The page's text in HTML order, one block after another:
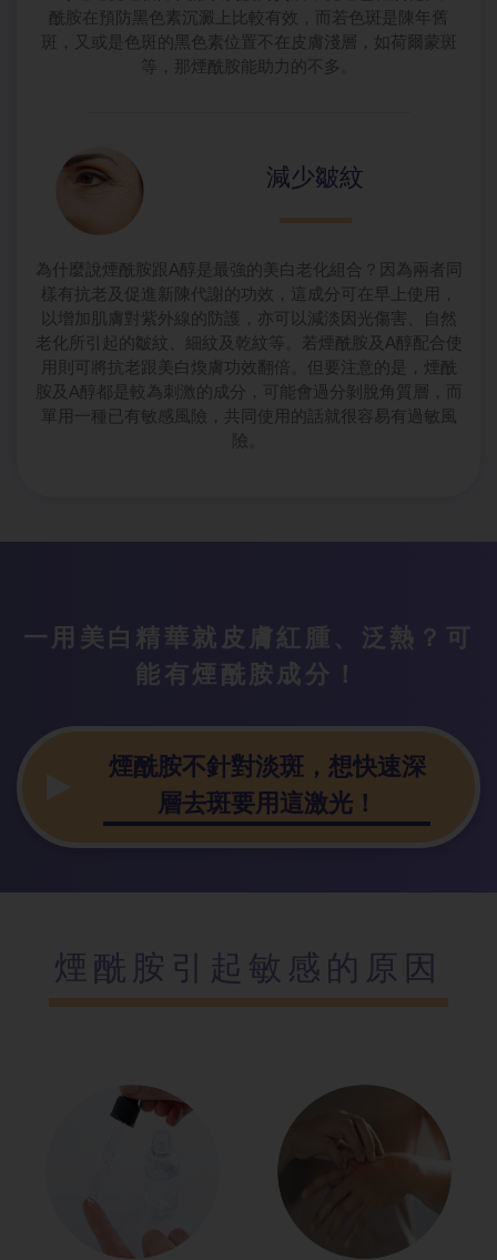
酰胺在預防黑色素沉澱上比較有效，而若色斑是陳年舊
斑，又或是色斑的黑色素位置不在皮膚淺層，如荷爾蒙斑
等，那煙酰胺能助力的不多。
減少皺紋
為什麼說煙酰胺跟A醇是最強的美白老化組合？因為兩者同
樣有抗老及促進新陳代謝的功效，這成分可在早上使用，
以增加肌膚對紫外線的防護，亦可以減淡因光傷害、自然
老化所引起的皺紋、細紋及乾紋等。若煙酰胺及A醇配合使
用則可將抗老跟美白煥膚功效翻倍。但要注意的是，煙酰
胺及A醇都是較為刺激的成分，可能會過分剝脫角質層，而
單用一種已有敏感風險，共同使用的話就很容易有過敏風
險。
一用美白精華就皮膚紅腫、泛熱？可
能有煙酰胺成分！
煙酰胺不針對淡斑，想快速深
層去斑要用這激光！
煙酰胺引起敏 感的原因